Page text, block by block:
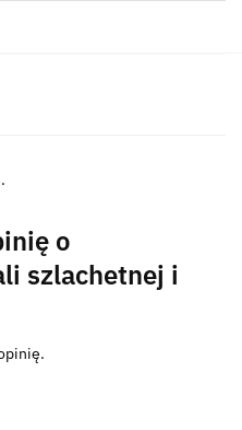
o
szlachetnej i